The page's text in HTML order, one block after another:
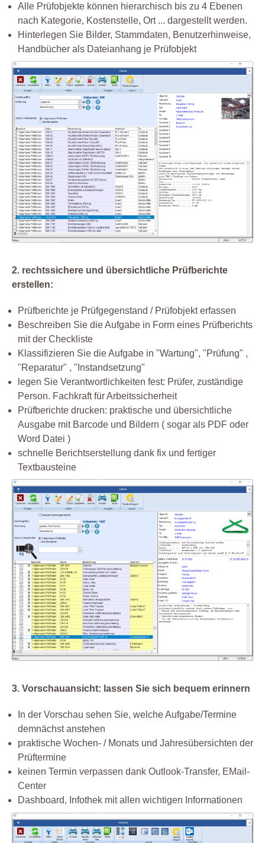
Alle Prüfobjekte können hierarchisch bis zu 4 Ebenen
nach Kategorie, Kostenstelle, Ort ... dargestellt werden.
Hinterlegen Sie Bilder, Stammdaten, Benutzerhinweise,
Handbücher als Dateianhang je Prüfobjekt
2. rechtssichere und übersichtliche Prüfberichte
erstellen:
Prüfberichte je Prüfgegenstand / Prüfobjekt erfassen
Beschreiben Sie die Aufgabe in Form eines Prüfberichts
mit der Checkliste
Klassifizieren Sie die Aufgabe in "Wartung", "Prüfung" ,
"Reparatur" , "Instandsetzung"
legen Sie Verantwortlichkeiten fest: Prüfer, zuständige
Person. Fachkraft für Arbeitssicherheit
Prüfberichte drucken: praktische und übersichtliche
Ausgabe mit Barcode und Bildern ( sogar als PDF oder
Word Datei )
schnelle Berichtserstellung dank fix und fertiger
Textbausteine
3. Vorschauansicht: lassen Sie sich bequem erinnern
In der Vorschau sehen Sie, welche Aufgabe/Termine
demnächst anstehen
praktische Wochen- / Monats und Jahresübersichten der
Prüftermine
keinen Termin verpassen dank Outlook-Transfer, EMail-
Center
Dashboard, Infothek mit allen wichtigen Informationen